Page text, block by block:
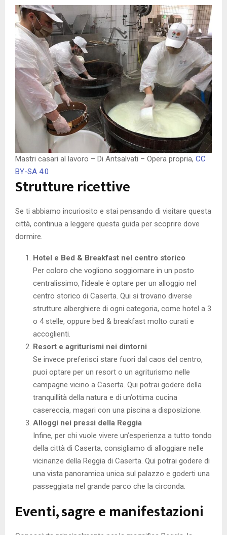
Mastri casari al lavoro – Di Antsalvati – Opera propria, CC
BY-SA 4.0
Strutture ricettive
Se ti abbiamo incuriosito e stai pensando di visitare questa
città, continua a leggere questa guida per scoprire dove
dormire.
Hotel e Bed & Breakfast nel centro storico
Per coloro che vogliono soggiornare in un posto
centralissimo, l’ideale è optare per un alloggio nel
centro storico di Caserta. Qui si trovano diverse
strutture alberghiere di ogni categoria, come hotel a 3
o 4 stelle, oppure bed & breakfast molto curati e
accoglienti.
Resort e agriturismi nei dintorni
Se invece preferisci stare fuori dal caos del centro,
puoi optare per un resort o un agriturismo nelle
campagne vicino a Caserta. Qui potrai godere della
tranquillità della natura e di un’ottima cucina
casereccia, magari con una piscina a disposizione.
Alloggi nei pressi della Reggia
Infine, per chi vuole vivere un’esperienza a tutto tondo
della città di Caserta, consigliamo di alloggiare nelle
vicinanze della Reggia di Caserta. Qui potrai godere di
una vista panoramica unica sul palazzo e goderti una
passeggiata nel grande parco che la circonda.
Eventi, sagre e manifestazioni